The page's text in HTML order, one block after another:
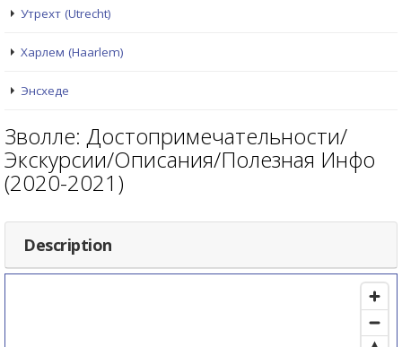
Утрехт (Utrecht)
Харлем (Haarlem)
Энсхеде
Зволле: Достопримечательности/
Экскурсии/Описания/Полезная Инфо
(2020-2021)
Description